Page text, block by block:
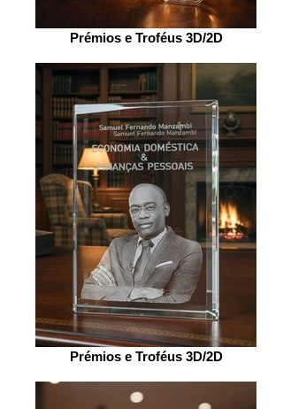
Prémios e Troféus 3D/2D
Prémios e Troféus 3D/2D